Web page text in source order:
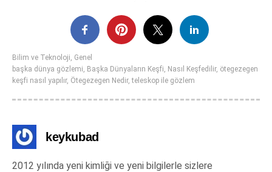
Bilim ve Teknoloji Genel
başka dünya gözlemi Başka Dünyaların Keşfi Nasıl Keşfedilir, ötegezegen
keşfi nasıl yapılır, Ötegezegen Nedir,teleskop ile gözlem
keykubad
2012 yılında yeni kimliği ve yeni bilgilerle sizlere